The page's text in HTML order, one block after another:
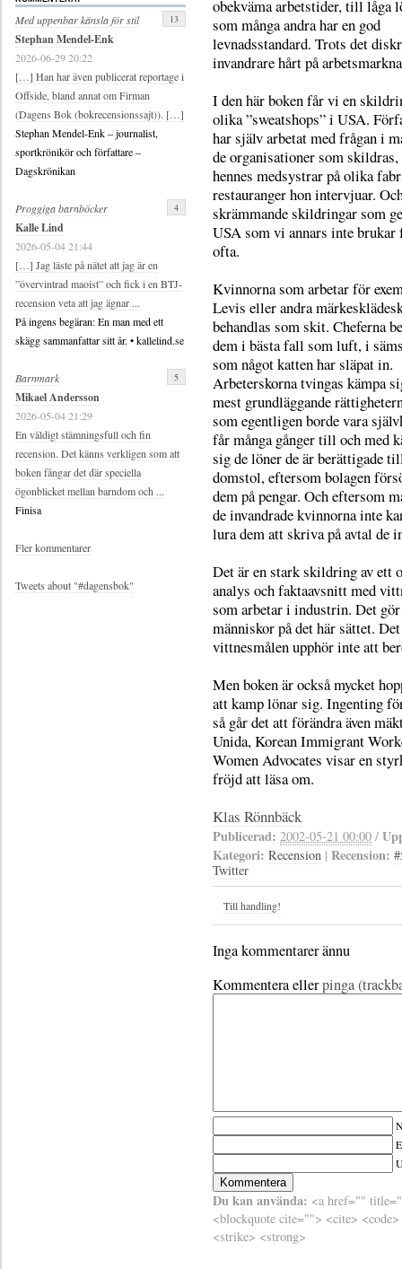
obekväma arbetstider, till låga
som många andra har en god
levnadsstandard. Trots det
invandrare hårt på
I den här boken får vi en
olika ”sweatshops” i USA.
har själv arbetat med frågan i
de organisationer som skildras,
hennes medsystrar på olika
restauranger hon intervjuar.
skrämmande skildringar som
USA som vi annars inte brukar
ofta.
Kvinnorna som arbetar för
Levis eller andra
behandlas som skit. Cheferna
dem i bästa fall som luft, i
som något katten har släpat in.
Arbeterskorna tvingas kämpa
mest grundläggande
som egentligen borde vara
får många gånger till och med
sig de löner de är berättigade
domstol, eftersom bolagen
dem på pengar. Och eftersom
de invandrade kvinnorna inte
lura dem att skriva på avtal de
Det är en stark skildring av
analys och faktaavsnitt med
som arbetar i industrin. Det
människor på det här sättet.
vittnesmålen upphör inte att
Men boken är också mycket
att kamp lönar sig. Ingenting
så går det att förändra även
Unida, Korean Immigrant
Women Advocates visar en
fröjd att läsa om.
Klas Rönnbäck
Publicerad: 2002-05-21 00:00 /
Kategori: Recension | Recension:
Twitter
Till handling!
Inga kommentarer ännu
Kommentera ellerpinga
Du kan använda: <a href=""
<blockquote cite=""> <cite>
<strike> <strong>
Med uppenbar känsla för stil
Stephan Mendel-Enk
2026-06-29 20:22
[…] Han har även publicerat reportage i
Offside, bland annat om Firman
(Dagens Bok (bokrecensionssajt)). […]
Stephan Mendel-Enk – journalist,
sportkrönikör och författare –
Dagskrönikan
13
Proggiga barnböcker
Kalle Lind
2026-05-04 21:44
[…] Jag läste på nätet att jag är en
”övervintrad maoist” och fick i en BTJ-
recension veta att jag ägnar ...
På ingens begäran: En man med ett
skägg sammanfattar sitt år. • kallelind.se
4
Barnmark
Mikael Andersson
2026-05-04 21:29
En väldigt stämningsfull och fin
recension. Det känns verkligen som att
boken fångar det där speciella
ögonblicket mellan barndom och ...
Finisa
5
Fler kommentarer
Tweets about "#dagensbok"